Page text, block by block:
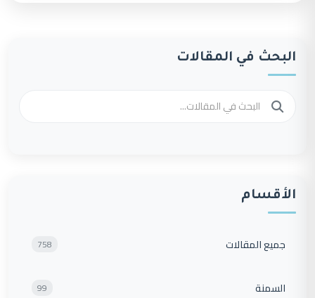
البحث في المقالات
الأقسام
جميع المقالات 758
السمنة 99